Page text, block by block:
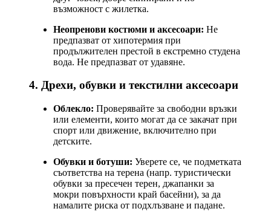
възможност с жилетка.
Неопренови костюми и аксесоари: Не
предпазват от хипотермия при
продължителен престой в екстремно студена
вода. Не предпазват от удавяне.
4. Дрехи, обувки и текстилни аксесоари
Облекло: Проверявайте за свободни връзки
или елементи, които могат да се закачат при
спорт или движение, включително при
детските.
Обувки и ботуши: Уверете се, че подметката
съответства на терена (напр. туристически
обувки за пресечен терен, джапанки за
мокри повърхности край басейни), за да
намалите риска от подхлъзване и падане.